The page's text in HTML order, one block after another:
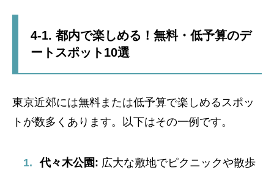
4-1. 都内で楽しめる！無料・低予算のデ
ートスポット10選
東京近郊には無料または低予算で楽しめるスポッ
トが数多くあります。以下はその一例です。
代々木公園: 広大な敷地でピクニックや散歩